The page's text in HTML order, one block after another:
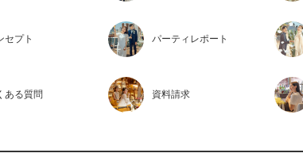
セプト パーティ レポート
ある質問 資料請求